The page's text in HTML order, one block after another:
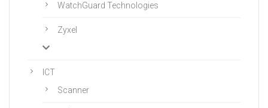
WatchGuard Technologies
Zyxel
ICT
Scanner